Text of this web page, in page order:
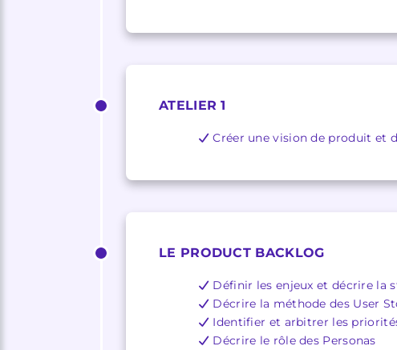
ATELIER 1
Créer une vision de produit et
LE PRODUCT BACKLOG
Définir les enjeux et décrire la
Décrire la méthode des User
Identifier et arbitrer les
Décrire le rôle des Personas